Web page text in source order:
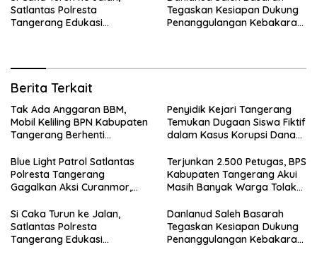
Satlantas Polresta
Tangerang Edukasi
Tegaskan Kesiapan Dukung
Penanggulangan Kebakaran
Berita Terkait
Tak Ada Anggaran BBM,
Mobil Keliling BPN Kabupaten
Tangerang Berhenti
Penyidik Kejari Tangerang
Temukan Dugaan Siswa Fiktif
dalam Kasus Korupsi Dana
Blue Light Patrol Satlantas
Polresta Tangerang
Gagalkan Aksi Curanmor,
Diamankan
Terjunkan 2.500 Petugas, BPS
Kabupaten Tangerang Akui
Masih Banyak Warga Tolak
Si Caka Turun ke Jalan,
Satlantas Polresta
Tangerang Edukasi
Danlanud Saleh Basarah
Tegaskan Kesiapan Dukung
Penanggulangan Kebakaran